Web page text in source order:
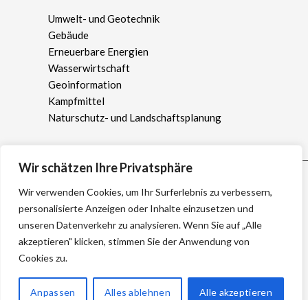
Wir schätzen Ihre Privatsphäre
Wir verwenden Cookies, um Ihr Surferlebnis zu verbessern,
personalisierte Anzeigen oder Inhalte einzusetzen und
unseren Datenverkehr zu analysieren. Wenn Sie auf „Alle
akzeptieren" klicken, stimmen Sie der Anwendung von
Cookies zu.
Anpassen Alles ablehnen Alle akzeptieren
Umwelt- und Geotechnik
Gebäude
Erneuerbare Energien
Wasserwirtschaft
Geoinformation
Kampfmittel
Naturschutz- und Landschaftsplanung
IMPRESSUM| DATENSCHUTZERKLÄRUNG